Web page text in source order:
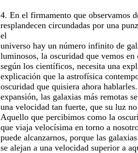
4. En el firmamento que observamos
resplandecen circundadas por una
el
universo hay un número infinito de
luminosos, la oscuridad que vemos
según los científicos, necesita una
explicación que la astrofísica
oscuridad que quisiera ahora
expansión, las galaxias más remotas
una velocidad tan fuerte, que su luz
Aquello que percibimos como la
que viaja velocísima en torno a
puede alcanzarnos, porque las
se alejan a una velocidad superior a